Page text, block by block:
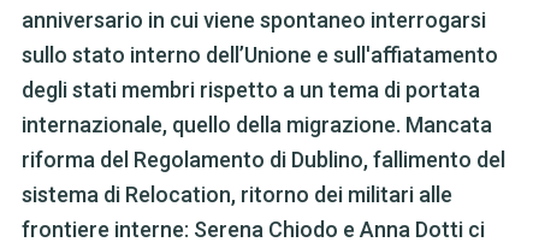
anniversario in cui viene spontaneo interrogarsi
sullo stato interno dell’Unione e sull'affiatamento
degli stati membri rispetto a un tema di portata
internazionale, quello della migrazione. Mancata
riforma del Regolamento di Dublino, fallimento del
sistema di Relocation, ritorno dei militari alle
frontiere interne: Serena Chiodo e Anna Dotti ci